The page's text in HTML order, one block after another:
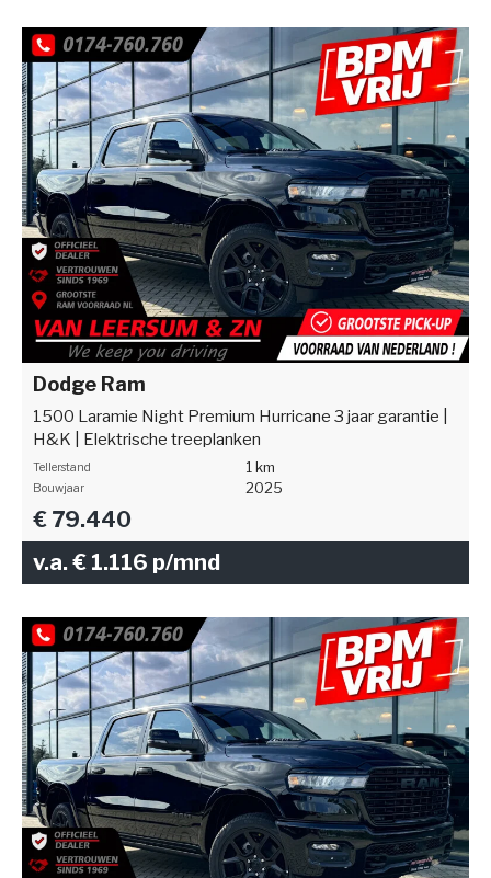
Dodge Ram
1500 Laramie Night Premium Hurricane 3 jaar garantie |
H&K | Elektrische treeplanken
Tellerstand 1 km
Bouwjaar 2025
€ 79.440
v.a. € 1.116 p/mnd